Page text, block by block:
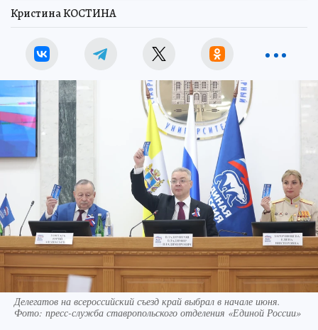
Кристина КОСТИНА
Делегатов на всероссийский съезд край выбрал в начале июня.
Фото: пресс-служба ставропольского отделения «Единой России»